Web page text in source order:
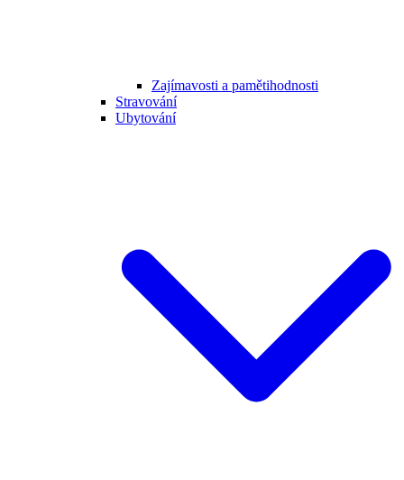
Zajímavosti a pamětihodnosti
Stravování
Ubytování